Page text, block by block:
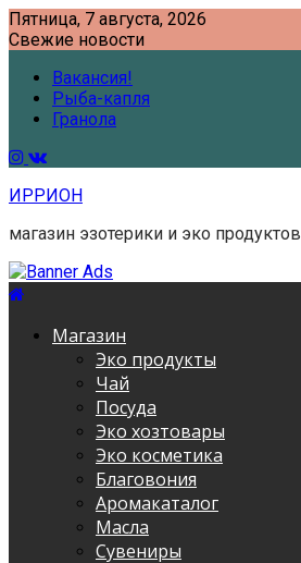
Skip
to
Пятница, 7 августа, 2026
Свежие новости
Вакансия!
Рыба-капля
Гранола
ИРРИОН
магазин эзотерики и эко продуктов
Магазин
Эко продукты
Чай
Посуда
Эко хозтовары
Эко косметика
Благовония
Аромакаталог
Масла
Сувениры